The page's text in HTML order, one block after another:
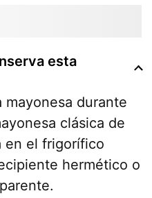
esta
mayonesa durante
clásica de
en el frigorífico
hermético o